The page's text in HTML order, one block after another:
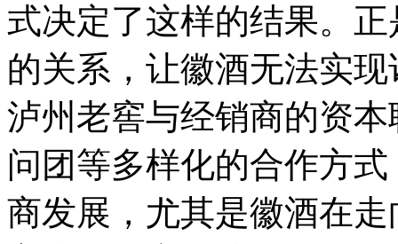
式决定了这样的结果。
的关系，让徽酒无法实
泸州老窖与经销商的资
问团等多样化的合作方
商发展，尤其是徽酒在